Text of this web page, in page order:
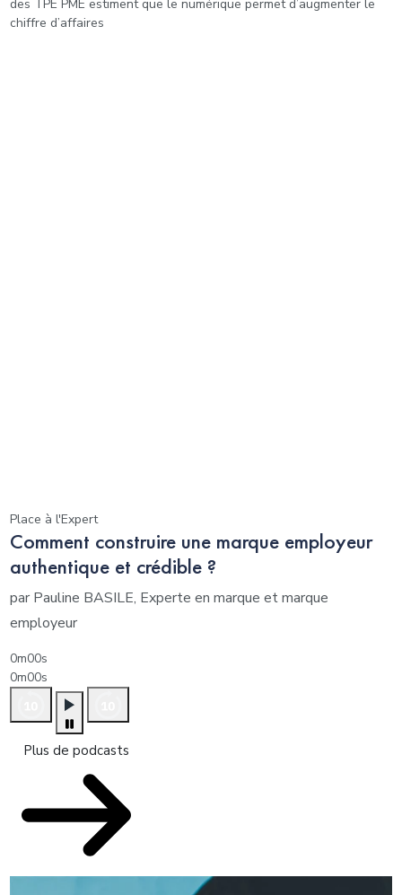
des TPE PME estiment que le numérique permet d’augmenter le
chiffre d’affaires
Place à l'Expert
Comment construire une marque employeur
authentique et crédible ?
par Pauline BASILE, Experte en marque et marque
employeur
0m00s
0m00s
Plus de podcasts